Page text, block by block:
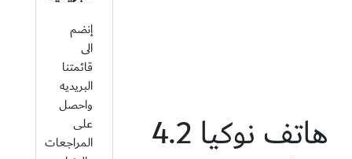
هاتف نوكيا 4.2
إنضم
الى
قائمتنا
البريديه
واحصل
على
المراجعات